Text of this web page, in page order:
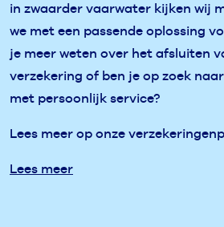
in zwaarder vaarwater kijken wij
we met een passende oplossing
je meer weten over het afsluiten
verzekering of ben je op zoek
met persoonlijk service?
Lees meer op onze
Lees meer